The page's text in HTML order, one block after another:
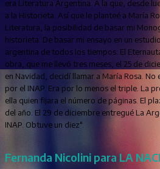
era Literatura Argentina. A la que, desde
a la Historieta. Así que le planteé a María
Literatura, la posibilidad de basar mi
historieta. De basar mi ensayo en un
argentina de todos los tiempos: El
obra, que me llevó tres meses, el 25 de
en Navidad, decidí llamar a María Rosa.
por el INAP. Era por lo menos el triple. La
ella quien fijara el número de páginas. El
del año. El 29 de diciembre entregué La
INAP. Obtuve un diez".
Fernanda Nicolini para LA